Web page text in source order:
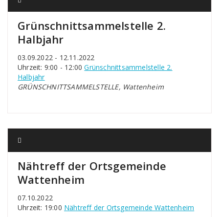
Grünschnittsammelstelle 2.
Halbjahr
03.09.2022 - 12.11.2022
Uhrzeit: 9:00 - 12:00Grünschnittsammelstelle 2.
Halbjahr
GRÜNSCHNITTSAMMELSTELLE, Wattenheim
Nähtreff der Ortsgemeinde
Wattenheim
07.10.2022
Uhrzeit: 19:00 Nähtreff der Ortsgemeinde Wattenheim